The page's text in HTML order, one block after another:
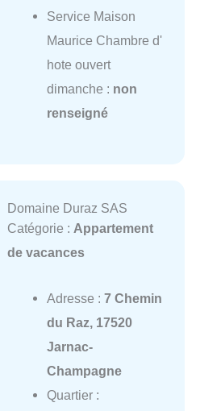
Service Maison
Maurice Chambre d'
hote ouvert
dimanche : non
renseigné
Domaine Duraz SAS
Catégorie : Appartement
de vacances
Adresse : 7 Chemin
du Raz, 17520
Jarnac-
Champagne
Quartier :